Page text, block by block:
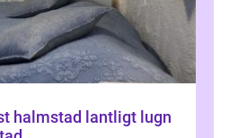
lantligt lugn